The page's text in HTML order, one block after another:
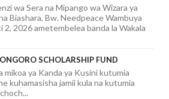
wa Sera na Mipango wa Wizara ya
Biashara, Bw. Needpeace Wambuya
2, 2026 ametembelea banda la Wakala
SCHOLARSHIP FUND
mikoa ya Kanda ya Kusini kutumia
kuhamasisha jamii kula na kutumia